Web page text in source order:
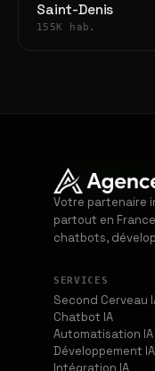
Saint-Denis
155K hab.
Votre partenaire
partout en
chatbots,
SERVICES
Second Cerveau
Chatbot IA
Automatisation IA
Développement IA
Intégration IA